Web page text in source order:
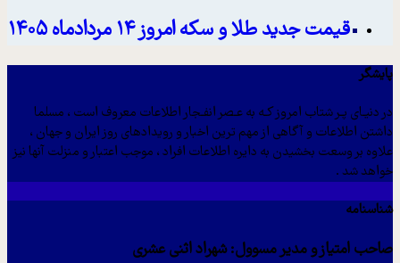
قیمت جدید طلا و سکه امروز ۱۴ مردادماه ۱۴۰۵
پایشگر
در دنیـای پـر شتاب امروز کـه به عـصر انفـجار اطلاعات معروف است ، مسلما
داشتن اطلاعات و آگاهی از مهم ترین اخبار و رویدادهای روز ایران و جهان ،
علاوه بر وسعت بخشیدن به دایره اطلاعات افراد ، موجب اعتبار و منزلت آنها نیز
خواهد شد .
شناسنامه
صاحب امتیاز و مدیر مسوول: شهراد اثنی عشری